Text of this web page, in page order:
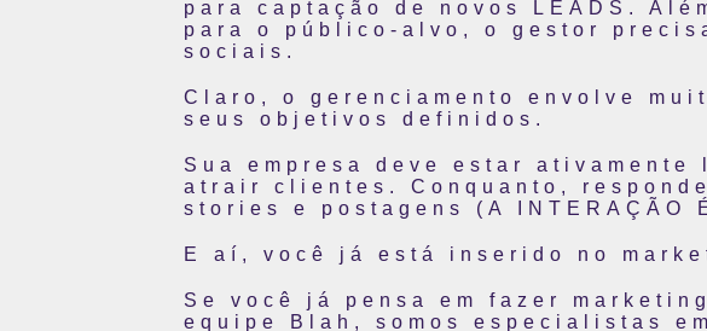
para captação de novos LEADS.
para o público-alvo, o gestor
sociais.
Claro, o gerenciamento envolve
seus objetivos definidos.
Sua empresa deve estar
atrair clientes. Conquanto,
stories e postagens (A INTERAÇÃO
E aí, você já está inserido no
Se você já pensa em fazer
equipe Blah, somos especialistas